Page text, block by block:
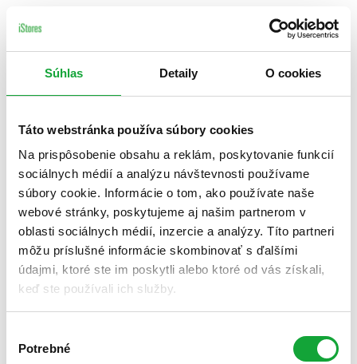
Súhlas Detaily O cookies
Táto webstránka používa súbory cookies
Na prispôsobenie obsahu a reklám, poskytovanie funkcií
sociálnych médií a analýzu návštevnosti používame
súbory cookie. Informácie o tom, ako používate naše
webové stránky, poskytujeme aj našim partnerom v
oblasti sociálnych médií, inzercie a analýzy. Títo partneri
môžu príslušné informácie skombinovať s ďalšími
údajmi, ktoré ste im poskytli alebo ktoré od vás získali,
keď ste používali ich služby.
súhlasu
Potrebné